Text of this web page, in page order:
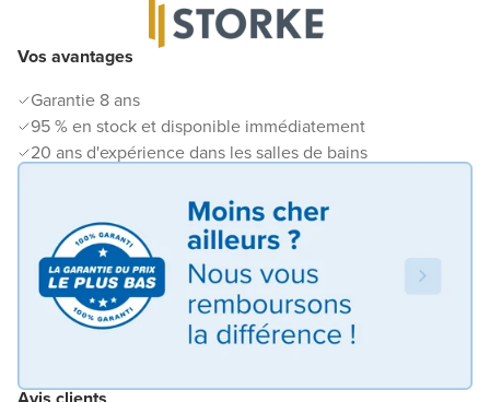
Vos avantages
Garantie 8 ans
95 % en stock et disponible immédiatement
20 ans d'expérience dans les salles de bains